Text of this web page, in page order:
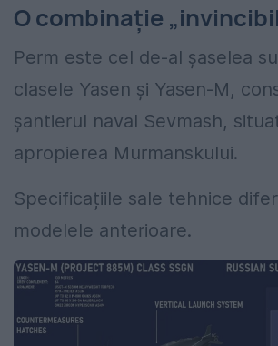
O combinație
Perm este cel de-al șaselea
clasele Yasen și Yasen-M,
șantierul naval Sevmash,
apropierea Murmanskului.
Specificațiile sale tehnice
modelele anterioare.